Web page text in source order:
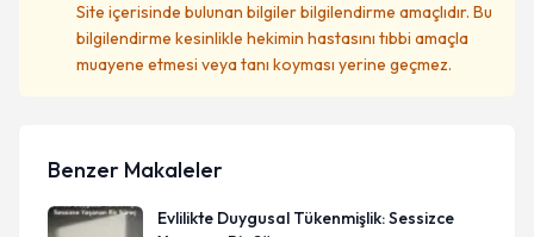
Site içerisinde bulunan bilgiler bilgilendirme amaçlıdır. Bu
bilgilendirme kesinlikle hekimin hastasını tıbbi amaçla
muayene etmesi veya tanı koyması yerine geçmez.
Benzer Makaleler
Evlilikte Duygusal Tükenmişlik: Sessizce